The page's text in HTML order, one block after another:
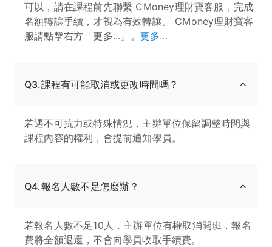
可以，請在課程前先聯繫 CMoney理財寶客服，完成
名額轉讓手續，才視為有效轉讓。 CMoney理財寶客
服請點擊右方「更多...」。 更多...
Q3.課程有可能取消或更改時間嗎？
若遇不可抗力或特殊情況，主辦單位保留調整時間與
課程內容的權利，會提前通知學員。
Q4.報名人數不足怎麼辦？
若報名人數不足10人，主辦單位有權取消開班，報名
費將全額退還，不會向學員收取手續費。